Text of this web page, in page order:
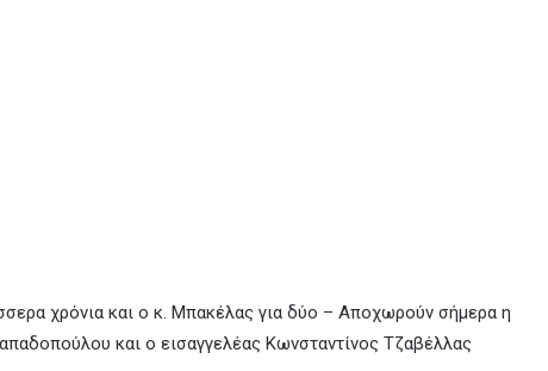
χρόνια και ο κ. Μπακέλας για δύο – Αποχωρούν σήμερα η
και ο εισαγγελέας Κωνσταντίνος Τζαβέλλας